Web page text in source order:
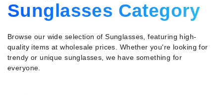
Sunglasses Category
Browse our wide selection of Sunglasses, featuring high-
quality items at wholesale prices. Whether you're looking for
trendy or unique sunglasses, we have something for
everyone.